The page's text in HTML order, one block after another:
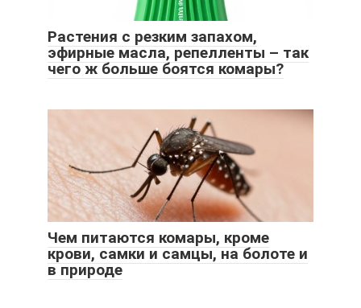
Растения с резким запахом,
эфирные масла, репелленты – так
чего ж больше боятся комары?
Чем питаются комары, кроме
крови, самки и самцы, на болоте и
в природе